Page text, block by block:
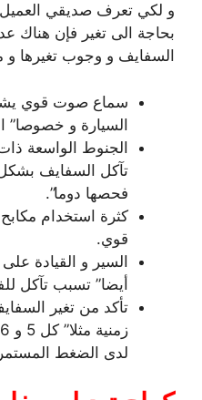
و لكي تعرف صديقي
بحاجة الى تغير فإن هناك
السفايف و وجوب تغيرها
سماع صوت قوي
السيارة و خصوصا”
الجنوط الواسعة
تآكل السفايف
فحصها دوما”.
كثرة استخدام
قوي.
السير و القيادة
أيضا” تسبب تآكل
تأكد من تغير
لدى الضغط